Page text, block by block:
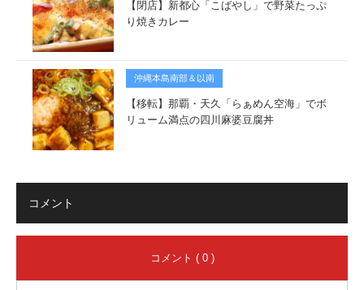
【閉店】新都心「こばやし」で野菜たっぷ
り焼きカレー
沖縄本島南部＆以南
【移転】那覇・天久「らぁめん空海」でボ
リューム満点の四川麻婆豆腐丼
コメント
コメント ( 0 )